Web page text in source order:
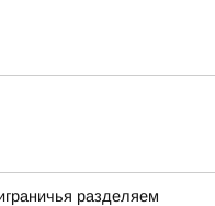
разделяем